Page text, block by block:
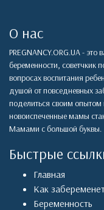
О нас
PREGNANCY.ORG.UA -
беременности, советчкик
вопросах воспитания
душой от повседневных
поделиться своим опытом
новоиспеченные мамы
Мамами с большой буквы.
Быстрые
Главная
Как
Беременность